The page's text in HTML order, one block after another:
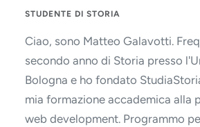
STUDENTE DI STORIA
Ciao, sono Matteo Galavotti.
secondo anno di Storia presso
Bologna e ho fondato
mia formazione accademica alla
web development. Programmo